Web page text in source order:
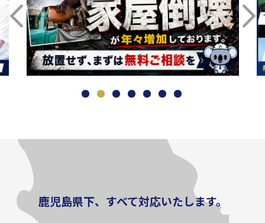
鹿児島県下、すべて対応いたします。